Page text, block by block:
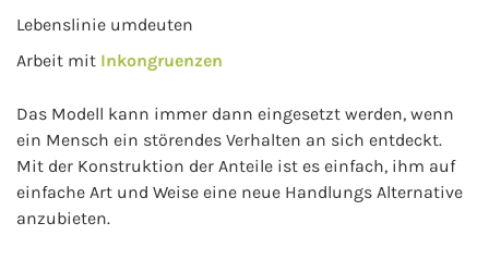
Lebenslinie umdeuten
Arbeit mit Inkongruenzen
Das Modell kann immer dann eingesetzt werden, wenn
ein Mensch ein störendes Verhalten an sich entdeckt.
Mit der Konstruktion der Anteile ist es einfach, ihm auf
einfache Art und Weise eine neue Handlungs Alternative
anzubieten.